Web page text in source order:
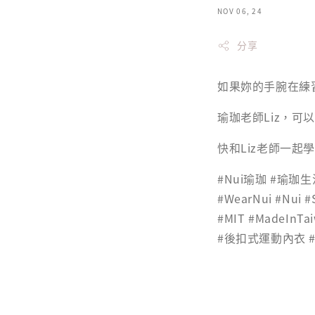
NOV 06, 24
分享
如果妳的手腕在
瑜珈老師Liz，可
快和Liz老師一起
#Nui瑜珈 #瑜珈
#WearNui #Nui
#MIT
#後扣式運動內衣